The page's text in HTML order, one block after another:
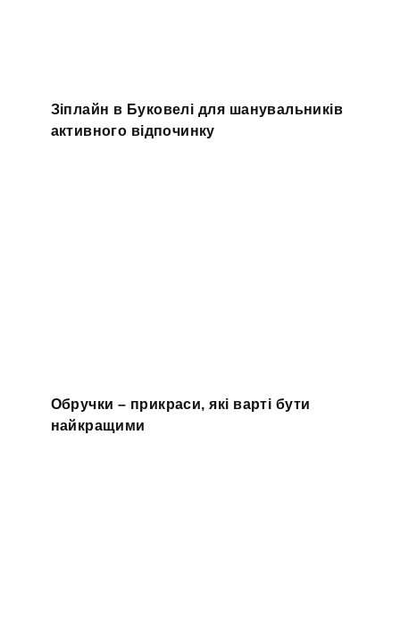
Зіплайн в Буковелі для шанувальників
активного відпочинку
Обручки – прикраси, які варті бути
найкращими